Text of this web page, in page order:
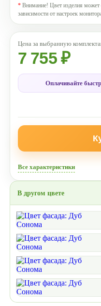
* Внимание! Цвет изделия может
зависимости от настроек
7 755 ₽
Оплачивайте
Все характеристики
В другом цвете